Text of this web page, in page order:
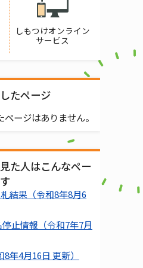
しもつけオンライン
サービス
たページ
ージはありません。
た人はこんなペー
結果（令和8年8月6
止情報（令和7年7月
年4月16日 更新）